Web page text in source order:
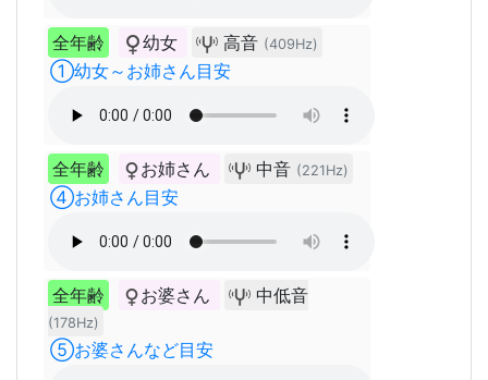
全年齢 幼女 高音 (409Hz)
①幼女～お姉さん目安
全年齢 お姉さん 中音 (221Hz)
④お姉さん目安
全年齢 お婆さん 中低音
(178Hz)
⑤お婆さんなど目安